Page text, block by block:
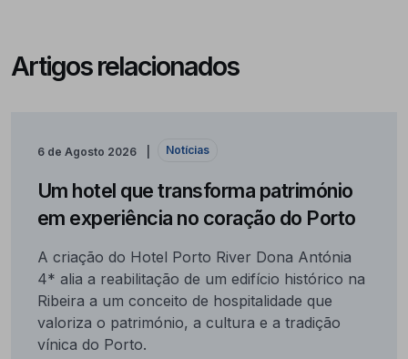
Artigos relacionados
6 de Agosto 2026 Notícias
Um hotel que transforma património
em experiência no coração do Porto
A criação do Hotel Porto River Dona Antónia
4* alia a reabilitação de um edifício histórico na
Ribeira a um conceito de hospitalidade que
valoriza o património, a cultura e a tradição
vínica do Porto.